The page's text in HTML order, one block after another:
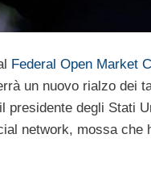
Federal Open Market
un nuovo rialzo dei
presidente degli Stati
network, mossa